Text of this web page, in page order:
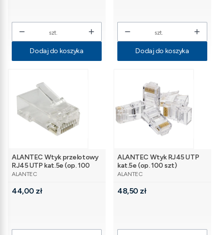
szt.
Dodaj do koszyka
szt.
Dodaj do koszyka
ALANTEC Wtyk przelotowy
RJ45 UTP kat.5e (op. 100
szt)
PRODUCENT
ALANTEC
Cena
44,00 zł
ALANTEC Wtyk RJ45 UTP
kat.5e (op. 100 szt)
PRODUCENT
ALANTEC
Cena
48,50 zł